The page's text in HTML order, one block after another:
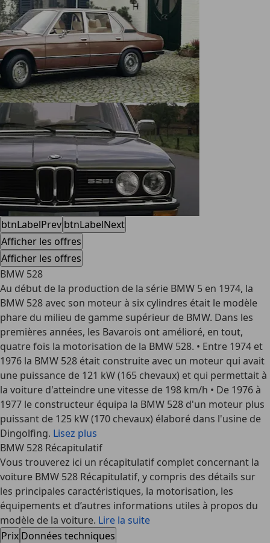
btnLabelPrev btnLabelNext
Afficher les offres
Afficher les offres
BMW 528
Au début de la production de la série BMW 5 en 1974, la
BMW 528 avec son moteur à six cylindres était le modèle
phare du milieu de gamme supérieur de BMW. Dans les
premières années, les Bavarois ont amélioré, en tout,
quatre fois la motorisation de la BMW 528. • Entre 1974 et
1976 la BMW 528 était construite avec un moteur qui avait
une puissance de 121 kW (165 chevaux) et qui permettait à
la voiture d'atteindre une vitesse de 198 km/h • De 1976 à
1977 le constructeur équipa la BMW 528 d'un moteur plus
puissant de 125 kW (170 chevaux) élaboré dans l'usine de
Dingolfing. Lisez plus
BMW 528 Récapitulatif
Vous trouverez ici un récapitulatif complet concernant la
voiture BMW 528 Récapitulatif, y compris des détails sur
les principales caractéristiques, la motorisation, les
équipements et d’autres informations utiles à propos du
modèle de la voiture. Lire la suite
Prix Données techniques